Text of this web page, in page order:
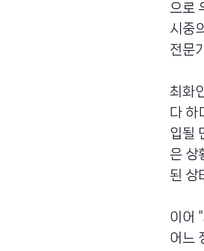
으로
시중
전문
최화
다 하
입될
은 상
된 상
이어
어느